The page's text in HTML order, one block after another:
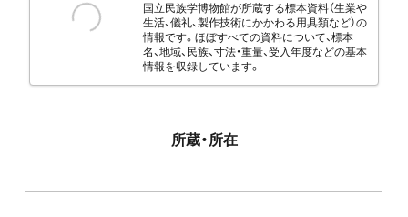
国立民族学博物館が所蔵する標本資料（生業や
生活、儀礼、製作技術にかかわる用具類など）の
情報です。ほぼすべての資料について、標本
名、地域、民族、寸法・重量、受入年度などの基本
情報を収録しています。
所蔵・所在